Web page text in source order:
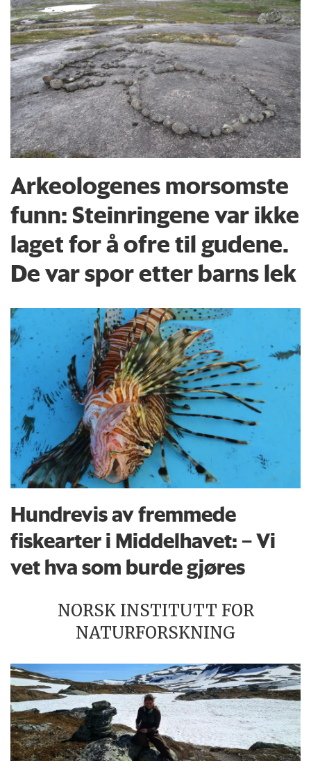
Arkeologenes morsomste
funn: Steinringene var ikke
laget for å ofre til gudene.
De var spor etter barns lek
Hundrevis av fremmede
fiskearter i Middelhavet: – Vi
vet hva som burde gjøres
NORSK INSTITUTT FOR
NATURFORSKNING